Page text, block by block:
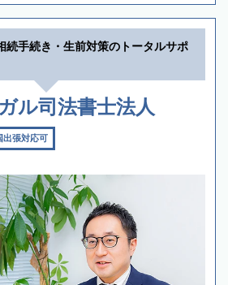
続手続き・生前対策のトータルサポ
ル司法書士法人
出張対応可